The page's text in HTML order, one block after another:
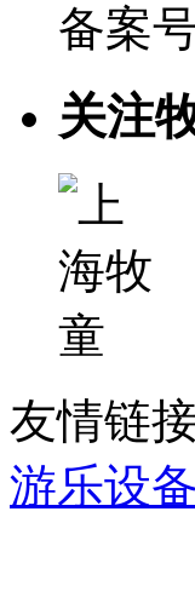
备案号
关注
友情链
游乐设备